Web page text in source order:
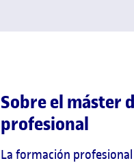
Sobre el máster
profesional
La formación